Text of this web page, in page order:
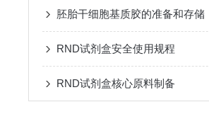
胚胎干细胞基质胶的准备和存储
RND试剂盒安全使用规程
RND试剂盒核心原料制备